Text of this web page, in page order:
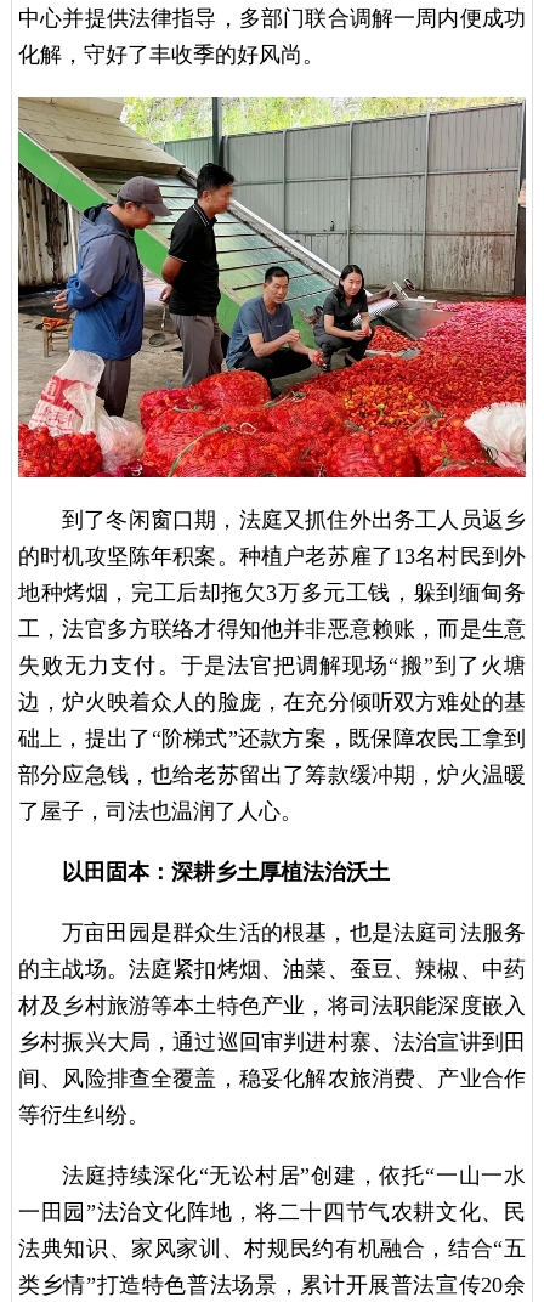
中心并提供法律指导，多部门联合调解一周内便成功
化解，守好了丰收季的好风尚。
到了冬闲窗口期，法庭又抓住外出务工人员返乡
的时机攻坚陈年积案。种植户老苏雇了13名村民到外
地种烤烟，完工后却拖欠3万多元工钱，躲到缅甸务
工，法官多方联络才得知他并非恶意赖账，而是生意
失败无力支付。于是法官把调解现场“搬”到了火塘
边，炉火映着众人的脸庞，在充分倾听双方难处的基
础上，提出了“阶梯式”还款方案，既保障农民工拿到
部分应急钱，也给老苏留出了筹款缓冲期，炉火温暖
了屋子，司法也温润了人心。
以田固本：深耕乡土厚植法治沃土
万亩田园是群众生活的根基，也是法庭司法服务
的主战场。法庭紧扣烤烟、油菜、蚕豆、辣椒、中药
材及乡村旅游等本土特色产业，将司法职能深度嵌入
乡村振兴大局，通过巡回审判进村寨、法治宣讲到田
间、风险排查全覆盖，稳妥化解农旅消费、产业合作
等衍生纠纷。
法庭持续深化“无讼村居”创建，依托“一山一水
一田园”法治文化阵地，将二十四节气农耕文化、民
法典知识、家风家训、村规民约有机融合，结合“五
类乡情”打造特色普法场景，累计开展普法宣传20余